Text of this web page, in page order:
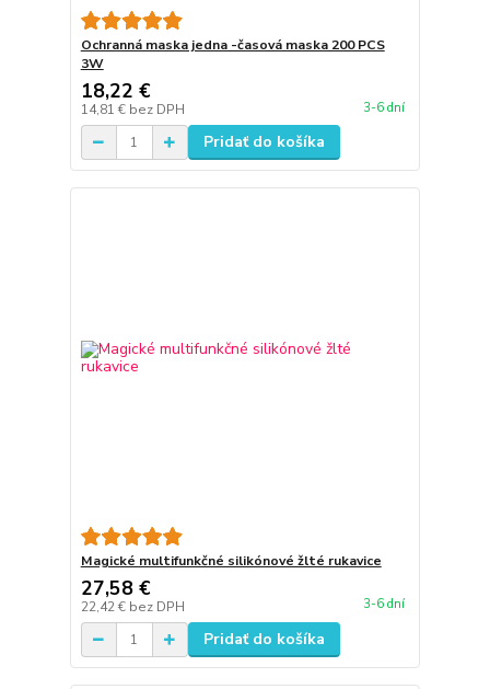
Ochranná maska jedna -časová maska 200 PCS
3W
18,22 €
14,81 € bez DPH 3-6 dní
Pridať do košíka
Magické multifunkčné silikónové žlté rukavice
27,58 €
22,42 € bez DPH 3-6 dní
Pridať do košíka